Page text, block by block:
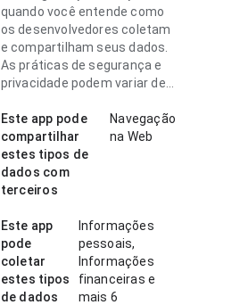
quando você entende como
os desenvolvedores coletam
e compartilham seus dados.
As práticas de segurança e
privacidade podem variar de
a idade.
Este app pode
compartilhar
estes tipos de
dados com
terceiros
Navegação
na Web
Este app
pode
coletar
estes tipos
de dados
Informações
pessoais,
Informações
financeiras e
mais 6